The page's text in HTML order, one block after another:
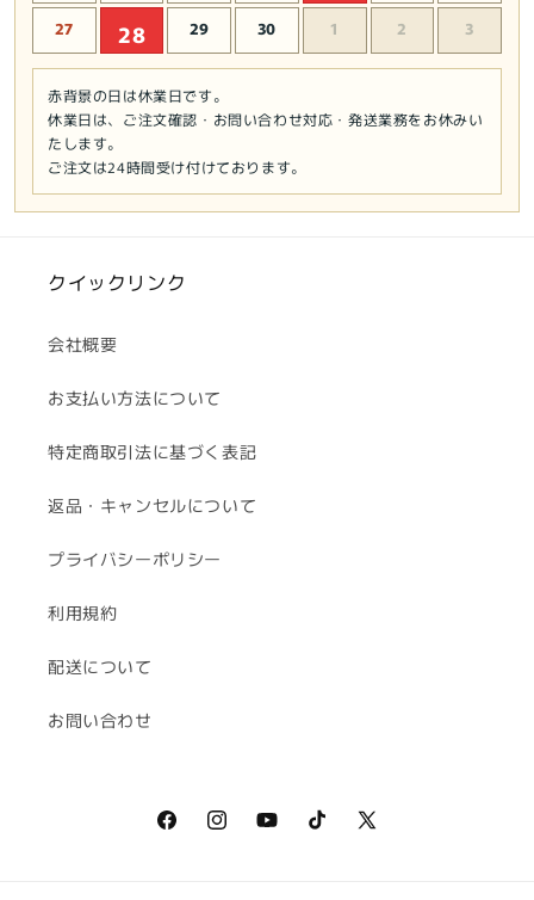
27 28 29 30 1 2 3
赤背景の日は休業日です。
休業日は、ご注文確認・お問い合わせ対応・発送業務をお休みい
たします。
ご注文は24時間受け付けております。
クイックリンク
会社概要
お支払い方法について
特定商取引法に基づく表記
返品・キャンセルについて
プライバシーポリシー
利用規約
配送について
お問い合わせ
FacebookInstagramYouTubeTikTok
X